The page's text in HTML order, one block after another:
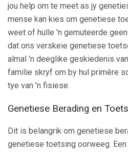
jou help om te meet as jy
mense kan kies om genetiese
weet of hulle 'n gemuteerde
dat ons verskeie genetiese
almal 'n deeglike geskiedenis
familie skryf om by hul primêre
tye van 'n fisiese.
Genetiese Berading en
Dit is belangrik om genetiese
genetiese toetsing oorweeg.